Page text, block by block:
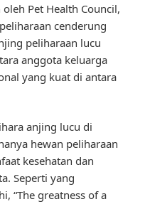
Pet Health Council,
cenderung
peliharaan lucu
anggota keluarga
yang kuat di antara
anjing lucu di
hewan peliharaan
kesehatan dan
Seperti yang
“The greatness of a